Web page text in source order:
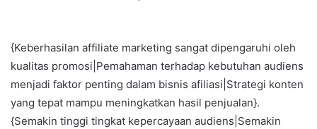
{Keberhasilan affiliate marketing sangat dipengaruhi oleh
kualitas promosi|Pemahaman terhadap kebutuhan audiens
menjadi faktor penting dalam bisnis afiliasi|Strategi konten
yang tepat mampu meningkatkan hasil penjualan}.
{Semakin tinggi tingkat kepercayaan audiens|Semakin